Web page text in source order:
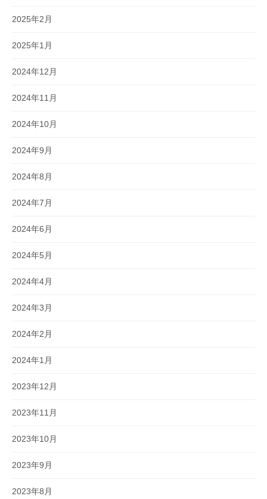
2025年2月
2025年1月
2024年12月
2024年11月
2024年10月
2024年9月
2024年8月
2024年7月
2024年6月
2024年5月
2024年4月
2024年3月
2024年2月
2024年1月
2023年12月
2023年11月
2023年10月
2023年9月
2023年8月